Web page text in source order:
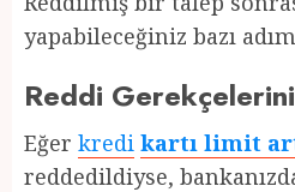
yapabileceğiniz bazı
Reddi
Eğer kredi kartı limit
reddedildiyse,